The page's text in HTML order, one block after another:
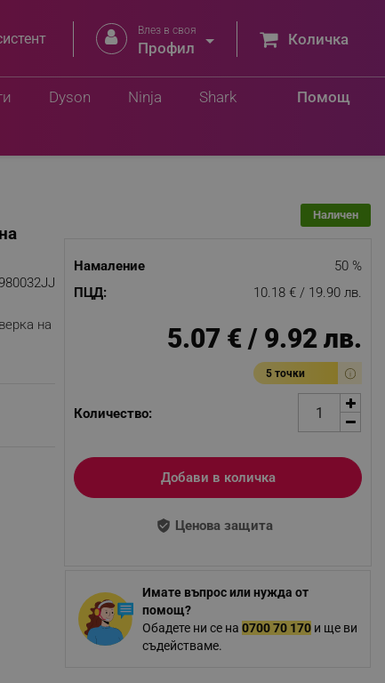
 Влез в своя
Профил  Количка
Помощ
Dyson Ninja Shark
на
Наличен
Намаление
50 %
ПЦД:
10.18 € / 19.90 лв.
5.07 € / 9.92 лв.
5 точки
Количество:
Добави в количка
Ценова защита
Имате въпрос или нужда от
помощ?
Обадете ни се на 0700 70 170и ще ви
съдействаме.
Добави в количка